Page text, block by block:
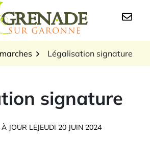
Logo Grenade sur
Légalisation signature
signature
JOUR LEJEUDI 20 JUIN 2024